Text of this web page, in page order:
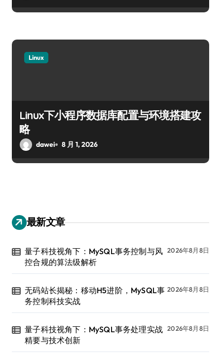
Linux
Linux下小程序数据库配置与环境搭建攻
略
dawei 8 月 1, 2026
最新文章
量子科技视角下：MySQL事务控制与风
控合规的算法级解析
2026年8月8日
无码站长揭秘：移动H5进阶，MySQL事
务控制科技实战
2026年8月8日
量子科技视角下：MySQL事务处理实战
精要与技术创新
2026年8月8日